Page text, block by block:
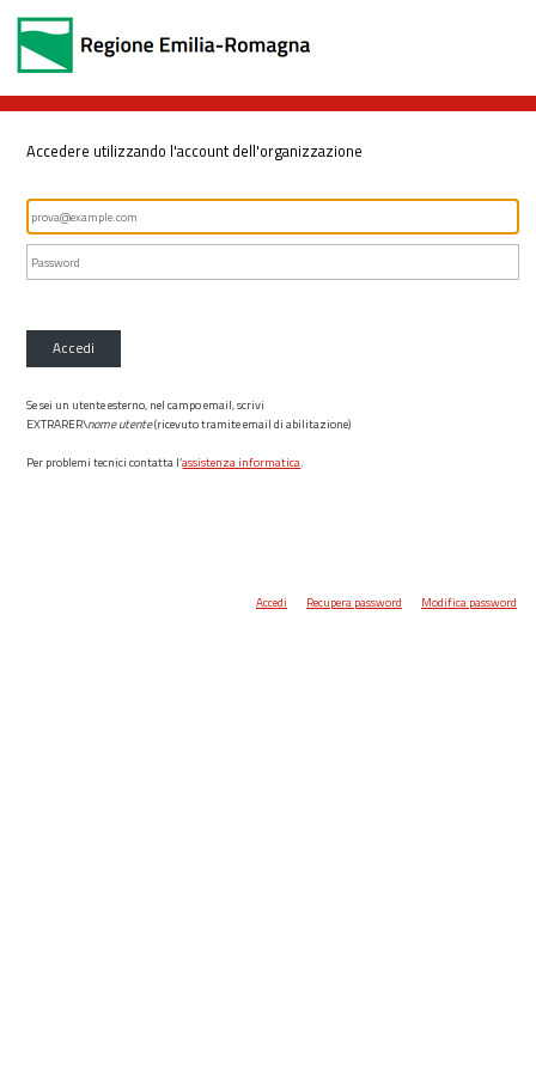
Accedere utilizzando l'account dell'organizzazione
Accedi
Se sei un utente esterno, nel campo email, scrivi
EXTRARER\nome utente(ricevuto tramite email di abilitazione)
Per problemi tecnici contatta l’assistenza informatica.
Accedi Recupera password Modifica password